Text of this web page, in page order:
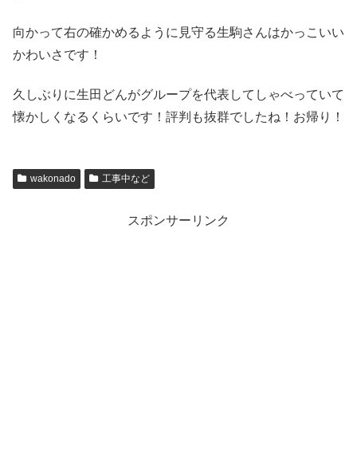
向かって右の確かめるように見守る生駒さんはかっこいい
かわいさです！
久しぶりに生田どんがグループを代表してしゃべっていて
懐かしくなるくらいです！評判も抜群でしたね！お帰り！
wakonado 工事中など
スポンサーリンク